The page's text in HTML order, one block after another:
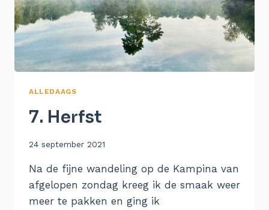
ALLEDAAGS
7. Herfst
Door
24 september 2021
Na de fijne wandeling op de Kampina van
afgelopen zondag kreeg ik de smaak weer
meer te pakken en ging ik